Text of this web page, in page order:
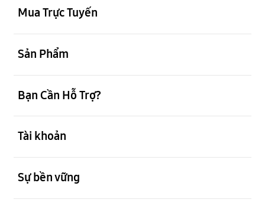
Mua Trực Tuyến
Sản Phẩm
Bạn Cần Hỗ Trợ?
Tài khoản
Sự bền vững